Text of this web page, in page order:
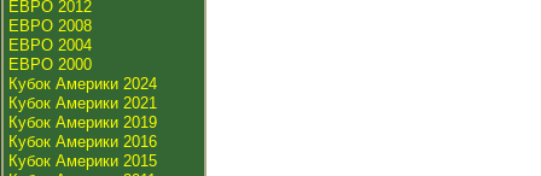
ЕВРО 2012
ЕВРО 2008
ЕВРО 2004
ЕВРО 2000
Кубок Америки 2024
Кубок Америки 2021
Кубок Америки 2019
Кубок Америки 2016
Кубок Америки 2015